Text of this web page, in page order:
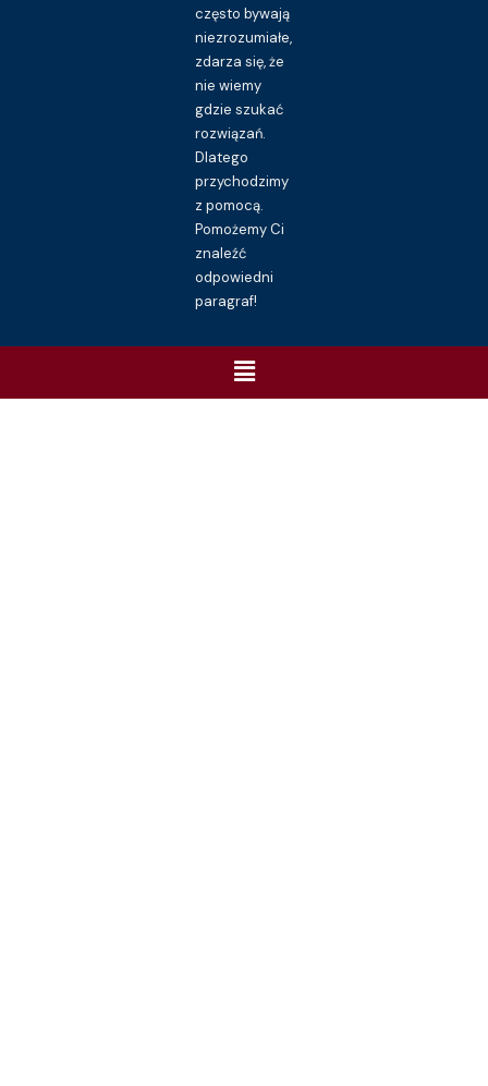
często bywają
niezrozumiałe,
zdarza się, że
nie wiemy
gdzie szukać
rozwiązań.
Dlatego
przychodzimy
z pomocą.
Pomożemy Ci
znaleźć
odpowiedni
paragraf!
Menu